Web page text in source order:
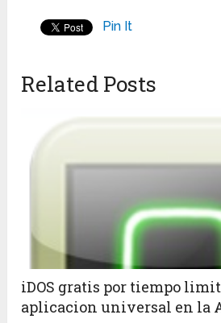
Pin It
Related Posts
iDOS gratis por tiempo
aplicacion universal en la